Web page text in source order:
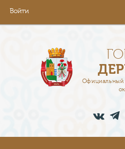
Войти
Официальный
АДМИНИСТРАЦИЯ